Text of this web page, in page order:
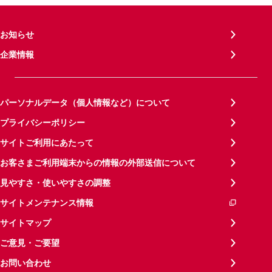
お知らせ
企業情報
パーソナルデータ（個人情報など）について
プライバシーポリシー
サイトご利用にあたって
お客さまご利用端末からの情報の外部送信について
見やすさ・使いやすさの調整
サイトメンテナンス情報
サイトマップ
ご意見・ご要望
お問い合わせ